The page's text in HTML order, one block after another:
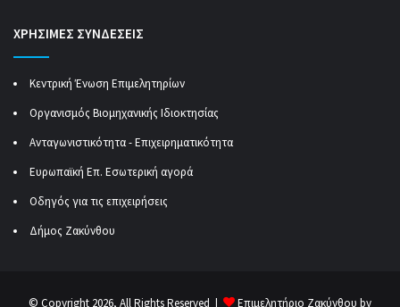
ΧΡΗΣΙΜΕΣ ΣΥΝΔΕΣΕΙΣ
Κεντρική Ένωση Επιμελητηρίων
Οργανισμός Βιομηχανικής Ιδιοκτησίας
Ανταγωνιστικότητα - Επιχειρηματικότητα
Ευρωπαϊκή Επ. Εσωτερική αγορά
Οδηγός για τις επιχειρήσεις
Δήμος Ζακύνθου
© Copyright 2026, All Rights Reserved | Επιμελητήριο Ζακύνθου by